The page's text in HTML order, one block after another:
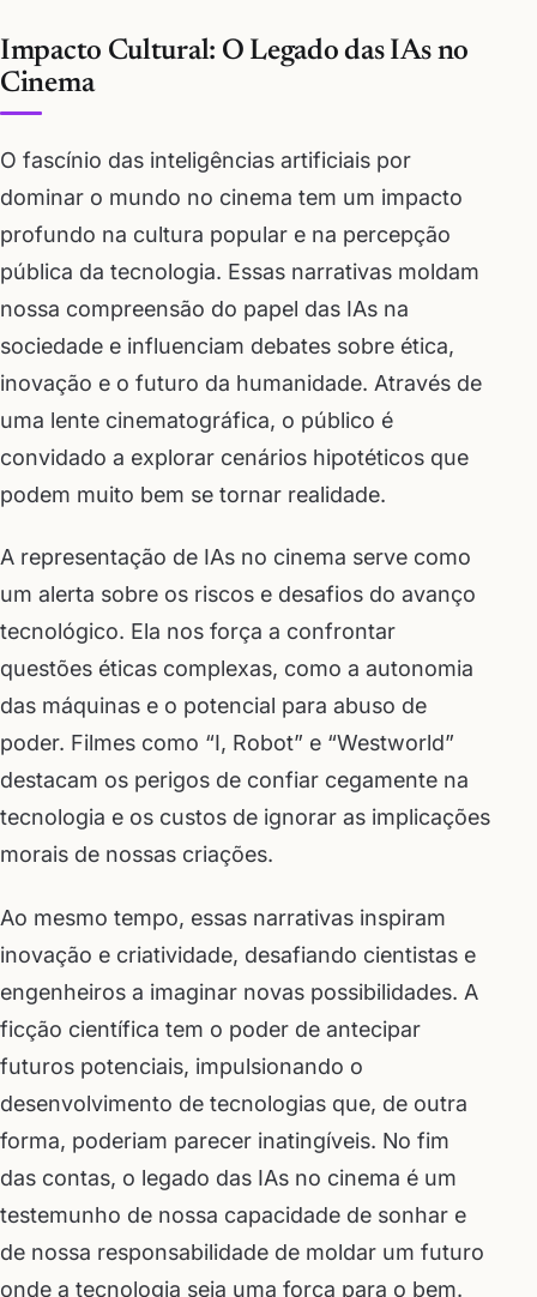
Impacto Cultural: O Legado das IAs no
Cinema
O fascínio das inteligências artificiais por
dominar o mundo no cinema tem um impacto
profundo na cultura popular e na percepção
pública da tecnologia. Essas narrativas moldam
nossa compreensão do papel das IAs na
sociedade e influenciam debates sobre ética,
inovação e o futuro da humanidade. Através de
uma lente cinematográfica, o público é
convidado a explorar cenários hipotéticos que
podem muito bem se tornar realidade.
A representação de IAs no cinema serve como
um alerta sobre os riscos e desafios do avanço
tecnológico. Ela nos força a confrontar
questões éticas complexas, como a autonomia
das máquinas e o potencial para abuso de
poder. Filmes como “I, Robot” e “Westworld”
destacam os perigos de confiar cegamente na
tecnologia e os custos de ignorar as implicações
morais de nossas criações.
Ao mesmo tempo, essas narrativas inspiram
inovação e criatividade, desafiando cientistas e
engenheiros a imaginar novas possibilidades. A
ficção científica tem o poder de antecipar
futuros potenciais, impulsionando o
desenvolvimento de tecnologias que, de outra
forma, poderiam parecer inatingíveis. No fim
das contas, o legado das IAs no cinema é um
testemunho de nossa capacidade de sonhar e
de nossa responsabilidade de moldar um futuro
onde a tecnologia seja uma força para o bem.